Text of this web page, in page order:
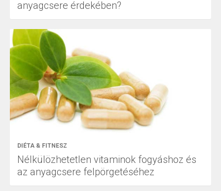
anyagcsere érdekében?
DIÉTA & FITNESZ
Nélkülözhetetlen vitaminok fogyáshoz és
az anyagcsere felpörgetéséhez